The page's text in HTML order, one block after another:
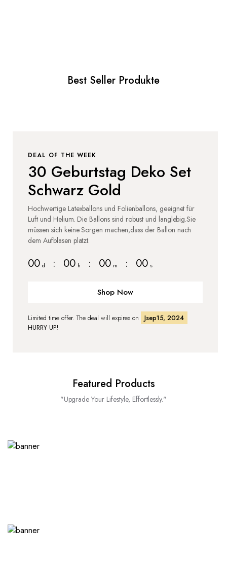
Best Seller Produkte
DEAL OF THE WEEK
30 Geburtstag Deko Set
Schwarz Gold
Hochwertige Latexballons und Folienballons, geeignet für
Luft und Helium. Die Ballons sind robust und langlebig.Sie
müssen sich keine Sorgen machen,dass der Ballon nach
dem Aufblasen platzt.
00 d : 00 h : 00 m : 00 s
Shop Now
Limited time offer. The deal will expires on
Jsep15, 2024
HURRY UP!
Featured Products
"Upgrade Your Lifestyle, Effortlessly."